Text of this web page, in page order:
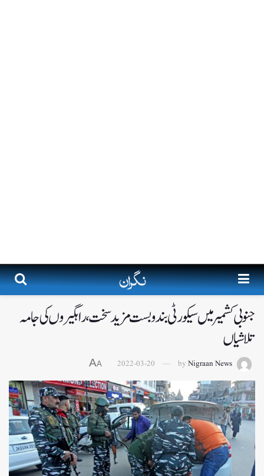
جنوبی کشمیر میں سیکورٹی بندوبست مزید سخت، راہگیروں کی جامہ
تلاشیاں
by Nigraan News
2022-03-20
A
A